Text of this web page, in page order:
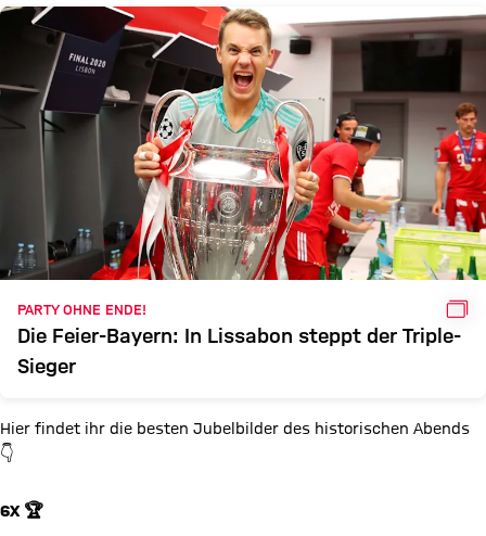
PARTY OHNE ENDE!
Die Feier-Bayern: In Lissabon steppt der Triple-
Sieger
Hier findet ihr die besten Jubelbilder des historischen Abends
👇
6X 🏆